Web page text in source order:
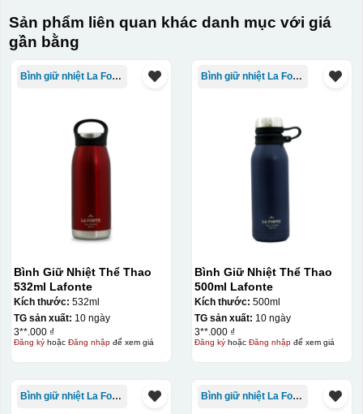
Sản phẩm liên quan khác danh mục với giá
gần bằng
Bình giữ nhiệt La Fonte
Bình Giữ Nhiệt Thể Thao
532ml Lafonte
Kích thước: 532ml
TG sản xuất: 10 ngày
3**.000 ₫
Đăng kýhoặc Đăng nhậpđể xem giá
Bình giữ nhiệt La Fonte
Bình Giữ Nhiệt Thể Thao
500ml Lafonte
Kích thước: 500ml
TG sản xuất: 10 ngày
3**.000 ₫
Đăng kýhoặc Đăng nhậpđể xem giá
Bình giữ nhiệt La Fonte Bình giữ nhiệt La Fonte